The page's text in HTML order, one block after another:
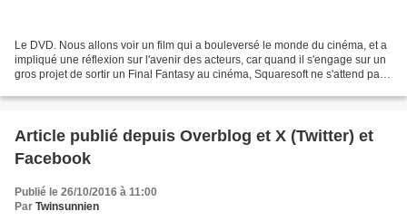
Le DVD. Nous allons voir un film qui a bouleversé le monde du cinéma, et a
impliqué une réflexion sur l'avenir des acteurs, car quand il s'engage sur un
gros projet de sortir un Final Fantasy au cinéma, Squaresoft ne s'attend pas
Article publié depuis Overblog et X (Twitter) et
Facebook
Publié le 26/10/2016 à 11:00
Par Twinsunnien